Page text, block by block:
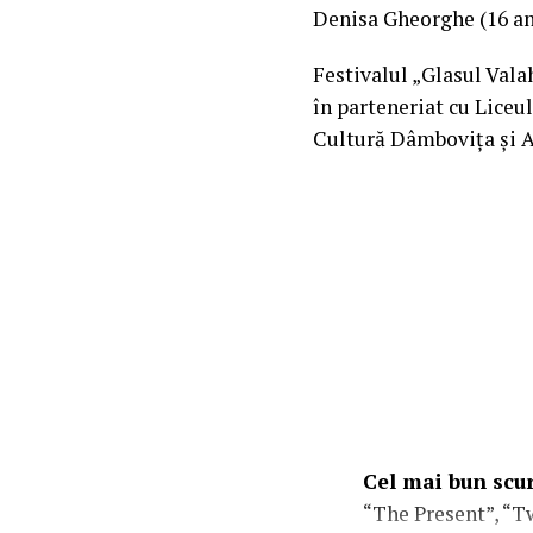
Cel mai bun
“The Present”,
Denisa Gheorghe (16
Festivalul „Glasul
în parteneriat cu
Cultură Dâmbovița și